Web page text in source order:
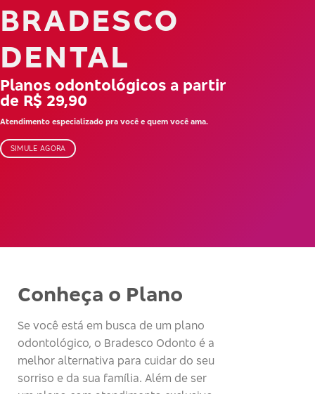
BRADESCO
DENTAL
Planos odontológicos a partir
de R$ 29,90
Atendimento especializado pra você e quem você ama.
SIMULE AGORA
Conheça o Plano
Se você está em busca de um plano
odontológico, o Bradesco Odonto é a
melhor alternativa para cuidar do seu
sorriso e da sua família. Além de ser